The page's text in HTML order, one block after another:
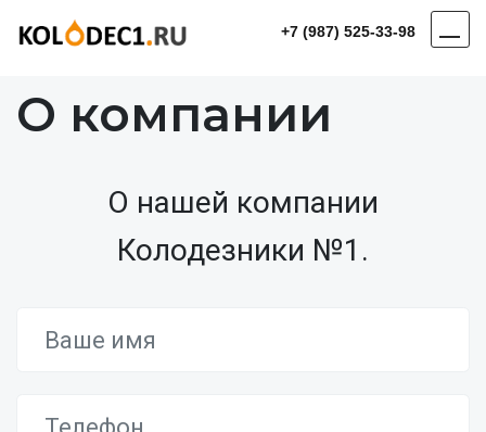
+7 (987) 525-33-98
О компании
О нашей компании
Колодезники №1.